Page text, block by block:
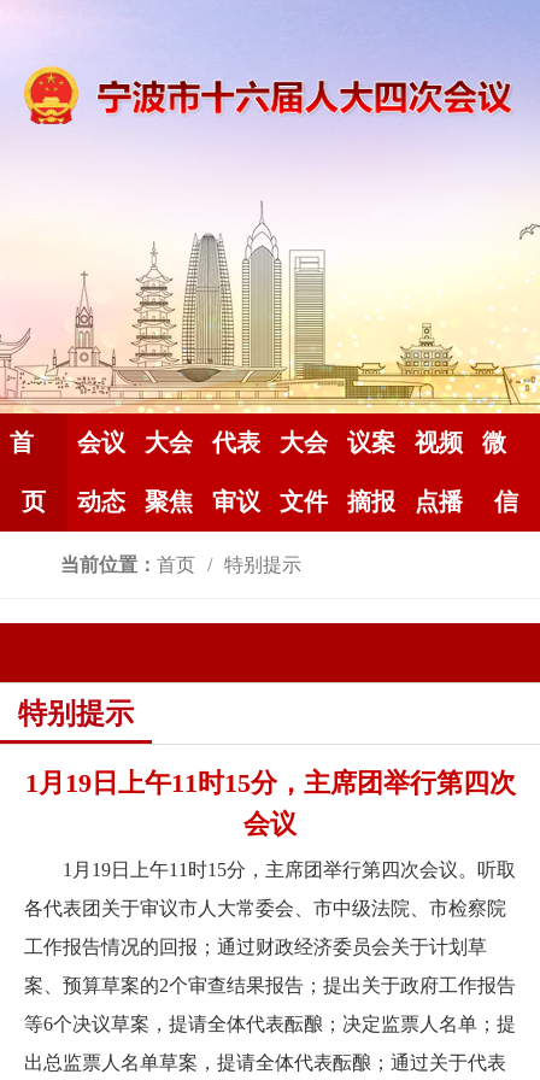
首
页
会议
动态
大会
聚焦
代表
审议
大会
文件
议案
摘报
视频
点播
微
信
当前位置： 首页 特别提示
特别提示
1月19日上午11时15分，主席团举行第四次
会议
1月19日上午11时15分，主席团举行第四次会议。听取
各代表团关于审议市人大常委会、市中级法院、市检察院
工作报告情况的回报；通过财政经济委员会关于计划草
案、预算草案的2个审查结果报告；提出关于政府工作报告
等6个决议草案，提请全体代表酝酿；决定监票人名单；提
出总监票人名单草案，提请全体代表酝酿；通过关于代表